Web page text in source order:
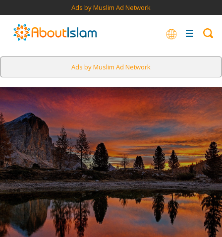
Ads by Muslim Ad Network
Ads by Muslim Ad Network